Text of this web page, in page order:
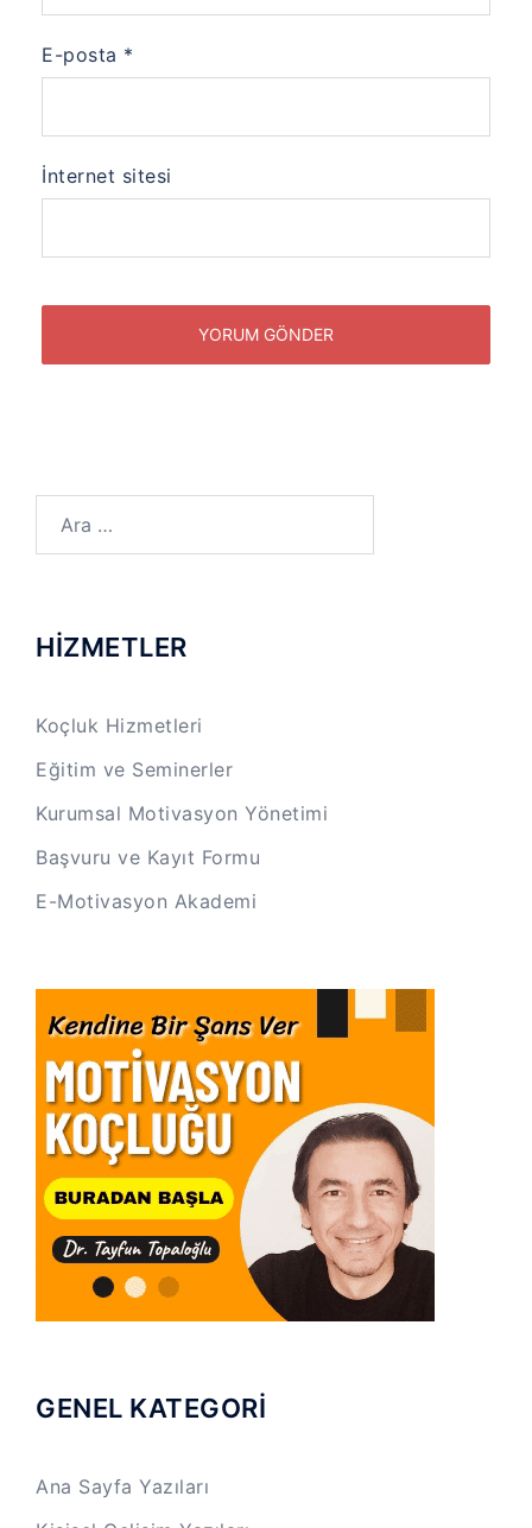
E-posta *
İnternet sitesi
HİZMETLER
Koçluk Hizmetleri
Eğitim ve Seminerler
Kurumsal Motivasyon Yönetimi
Başvuru ve Kayıt Formu
E-Motivasyon Akademi
GENEL KATEGORİ
Ana Sayfa Yazıları